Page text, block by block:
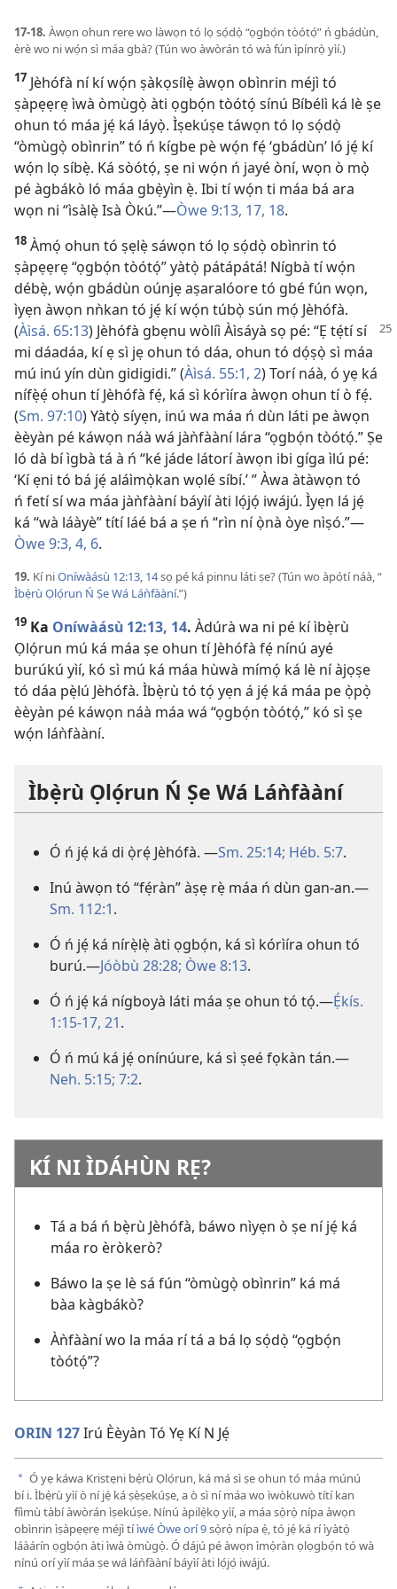
17-18. Àwọn ohun rere wo làwọn tó lọ sọ́dọ̀ “ọgbọ́n tòótọ́” ń gbádùn,
èrè wo ni wọ́n sì máa gbà? (Tún wo àwòrán tó wà fún ìpínrọ̀ yìí.)
17 Jèhófà ní kí wọ́n ṣàkọsílẹ̀ àwọn obìnrin méjì tó
ṣàpẹẹrẹ ìwà òmùgọ̀ àti ọgbọ́n tòótọ́ sínú Bíbélì ká lè ṣe
ohun tó máa jẹ́ ká láyọ̀. Ìṣekúṣe táwọn tó lọ sọ́dọ̀
“òmùgọ̀ obìnrin” tó ń kígbe pè wọ́n fẹ́ ‘gbádùn’ ló jẹ́ kí
wọ́n lọ síbẹ̀. Ká sòótọ́, ṣe ni wọ́n ń jayé òní, wọn ò mọ̀
pé àgbákò ló máa gbẹ̀yìn ẹ̀. Ibi tí wọ́n ti máa bá ara
wọn ni “ìsàlẹ̀ Isà Òkú.”​—Òwe 9:13, 17, 18.
18 Àmọ́ ohun tó ṣẹlẹ̀ sáwọn tó lọ sọ́dọ̀ obìnrin tó
ṣàpẹẹrẹ “ọgbọ́n tòótọ́” yàtọ̀ pátápátá! Nígbà tí wọ́n
débẹ̀, wọ́n gbádùn oúnjẹ aṣaralóore tó gbé fún wọn,
ìyẹn àwọn nǹkan tó jẹ́ kí wọ́n túbọ̀ sún mọ́ Jèhófà.
(Àìsá. 65:13) Jèhófà gbẹnu wòlíì Àìsáyà sọ pé: “Ẹ tẹ́tí sí
mi dáadáa, kí ẹ sì jẹ ohun tó dáa, ohun tó dọ́ṣọ̀ sì máa
mú inú yín dùn gidigidi.” (Àìsá. 55:1, 2) Torí náà, ó yẹ ká
nífẹ̀ẹ́ ohun tí Jèhófà fẹ́, ká sì kórìíra àwọn ohun tí ò fẹ́.
(Sm. 97:10) Yàtọ̀ síyẹn, inú wa máa ń dùn láti pe àwọn
èèyàn pé káwọn náà wá jàǹfààní lára “ọgbọ́n tòótọ́.” Ṣe
ló dà bí ìgbà tá à ń “ké jáde látorí àwọn ibi gíga ìlú pé:
‘Kí ẹni tó bá jẹ́ aláìmọ̀kan wọlé síbí.’ ” Àwa àtàwọn tó
ń fetí sí wa máa jàǹfààní báyìí àti lọ́jọ́ iwájú. Ìyẹn lá jẹ́
ká “wà láàyè” títí láé bá a ṣe ń “rìn ní ọ̀nà òye nìṣó.”​—
Òwe 9:3, 4, 6.
19. Kí niOníwàásù 12:13, 14sọ pé ká pinnu láti ṣe? (Tún wo àpótí náà, “
Ìbẹ̀rù Ọlọ́run Ń Ṣe Wá Láǹfààní.”)
19 Ka Oníwàásù 12:13, 14. Àdúrà wa ni pé kí ìbẹ̀rù
Ọlọ́run mú ká máa ṣe ohun tí Jèhófà fẹ́ nínú ayé
burúkú yìí, kó sì mú ká máa hùwà mímọ́ ká lè ní àjọṣe
tó dáa pẹ̀lú Jèhófà. Ìbẹ̀rù tó tọ́ yẹn á jẹ́ ká máa pe ọ̀pọ̀
èèyàn pé káwọn náà máa wá “ọgbọ́n tòótọ́,” kó sì ṣe
wọ́n láǹfààní.
Ìbẹ̀rù Ọlọ́run Ń Ṣe Wá Láǹfààní
Ó ń jẹ́ ká di ọ̀rẹ́ Jèhófà. ​—Sm. 25:14; Héb. 5:7.
Inú àwọn tó “fẹ́ràn” àṣẹ rẹ̀ máa ń dùn gan-an.​—
Sm. 112:1.
Ó ń jẹ́ ká nírẹ̀lẹ̀ àti ọgbọ́n, ká sì kórìíra ohun tó
burú.​—Jóòbù 28:28; Òwe 8:13.
Ó ń jẹ́ ká nígboyà láti máa ṣe ohun tó tọ́.​—Ẹ́kís.
1:15-17, 21.
Ó ń mú ká jẹ́ onínúure, ká sì ṣeé fọkàn tán.​—
Neh. 5:15; 7:2.
KÍ NI ÌDÁHÙN RẸ?
Tá a bá ń bẹ̀rù Jèhófà, báwo nìyẹn ò ṣe ní jẹ́ ká
máa ro èròkerò?
Báwo la ṣe lè sá fún “òmùgọ̀ obìnrin” ká má
bàa kàgbákò?
Àǹfààní wo la máa rí tá a bá lọ sọ́dọ̀ “ọgbọ́n
tòótọ́”?
ORIN 127Irú Èèyàn Tó Yẹ Kí N Jẹ́
a Ó yẹ káwa Kristẹni bẹ̀rù Ọlọ́run, ká má sì ṣe ohun tó máa múnú
bí i. Ìbẹ̀rù yìí ò ní jẹ́ ká ṣèṣekúṣe, a ò sì ní máa wo ìwòkuwò títí kan
fíìmù tàbí àwòrán ìṣekúṣe. Nínú àpilẹ̀kọ yìí, a máa sọ̀rọ̀ nípa àwọn
obìnrin ìṣàpẹẹrẹ méjì tíìwé Òwe orí 9sọ̀rọ̀ nípa ẹ̀, tó jẹ́ ká rí ìyàtọ̀
láàárín ọgbọ́n àti ìwà òmùgọ̀. Ó dájú pé àwọn ìmọ̀ràn ọlọgbọ́n tó wà
nínú orí yìí máa ṣe wá láǹfààní báyìí àti lọ́jọ́ iwájú.